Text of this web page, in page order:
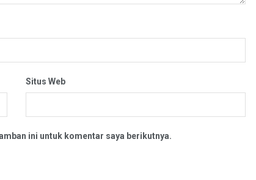
Situs Web
ini untuk komentar saya berikutnya.